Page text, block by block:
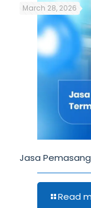
March 28, 2026
Jasa
Read